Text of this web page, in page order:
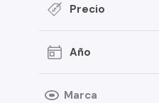
Precio
Año
Marca